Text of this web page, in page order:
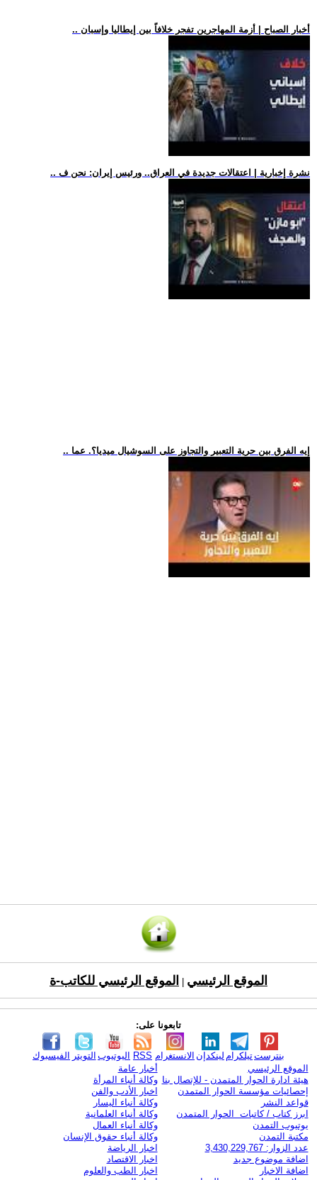
.. أخبار الصباح | أزمة المهاجرين تفجر خلافاً بين إيطاليا وإسبان
.. نشرة إخبارية | اعتقالات جديدة في العراق.. ورئيس إيران: نحن ف
.. إيه الفرق بين حرية التعبير والتجاوز على السوشيال ميديا؟. عما
الموقع الرئيسي الموقع الرئيسي للكاتب-ة
تابعونا على:
الفيسبوك التويتر اليوتيوب RSS الانستغرام لينكدإن تيلكرامبنترست
الموقع الرئيسي
هيئة ادارة الحوار المتمدن - للإتصال بنا
إحصائيات مؤسسة الحوار المتمدن
قواعد النشر
ابرز كتاب / كاتبات الحوار المتمدن
يوتيوب التمدن
مكتبة التمدن
عدد الزوار: 3,430,229,767
اضافة موضوع جديد
اضافة الاخبار
أخبار عامة
وكالة أنباء المرأة
اخبار الأدب والفن
وكالة أنباء اليسار
وكالة أنباء العلمانية
وكالة أنباء العمال
وكالة أنباء حقوق الإنسان
اخبار الرياضة
اخبار الاقتصاد
اخبار الطب والعلوم